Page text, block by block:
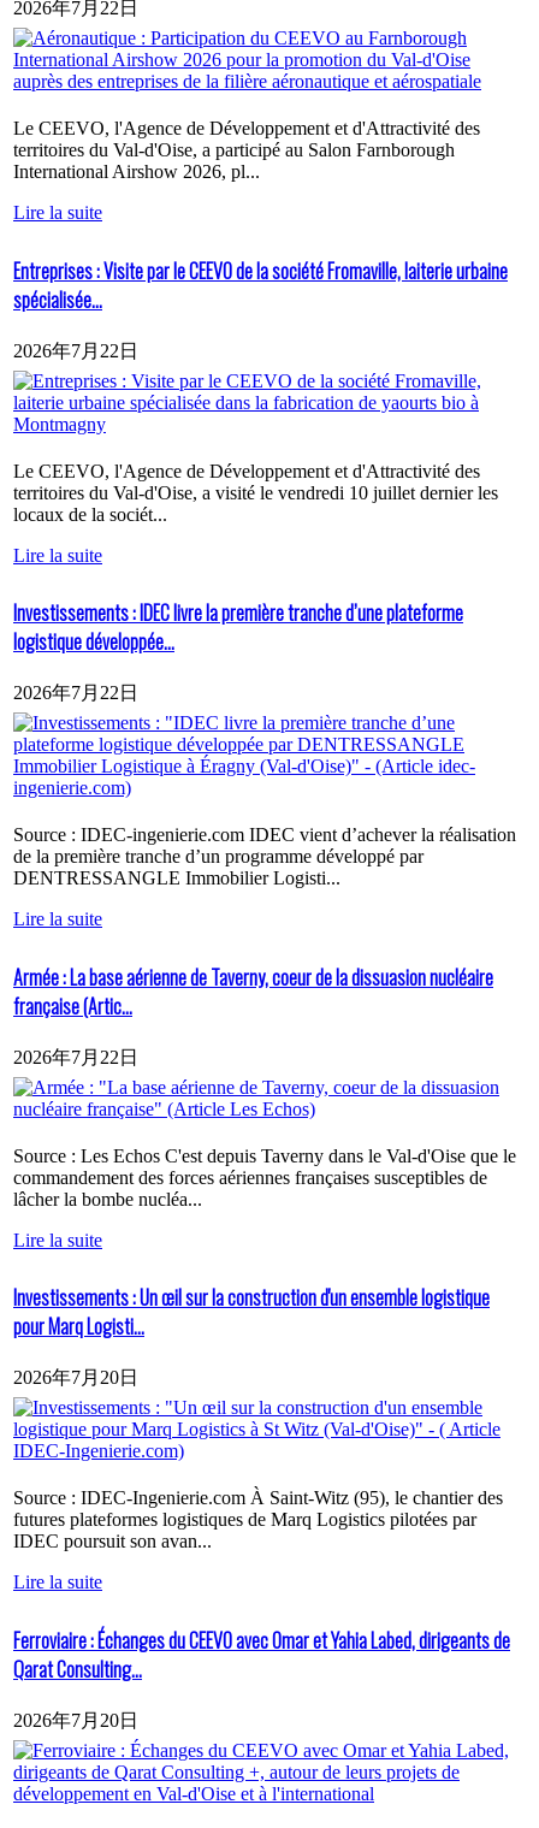
2026年7月22日
Le CEEVO, l'Agence de Développement et d'Attractivité des
territoires du Val-d'Oise, a participé au Salon Farnborough
International Airshow 2026, pl...
Lire la suite
Entreprises : Visite par le CEEVO de la société Fromaville, laiterie urbaine
spécialisée...
2026年7月22日
Le CEEVO, l'Agence de Développement et d'Attractivité des
territoires du Val-d'Oise, a visité le vendredi 10 juillet dernier les
locaux de la sociét...
Lire la suite
Investissements : IDEC livre la première tranche d’une plateforme
logistique développée...
2026年7月22日
Source : IDEC-ingenierie.com IDEC vient d’achever la réalisation
de la première tranche d’un programme développé par
DENTRESSANGLE Immobilier Logisti...
Lire la suite
Armée : La base aérienne de Taverny, coeur de la dissuasion nucléaire
française (Artic...
2026年7月22日
Source : Les Echos C'est depuis Taverny dans le Val-d'Oise que le
commandement des forces aériennes françaises susceptibles de
lâcher la bombe nucléa...
Lire la suite
Investissements : Un œil sur la construction d'un ensemble logistique
pour Marq Logisti...
2026年7月20日
Source : IDEC-Ingenierie.com À Saint-Witz (95), le chantier des
futures plateformes logistiques de Marq Logistics pilotées par
IDEC poursuit son avan...
Lire la suite
Ferroviaire : Échanges du CEEVO avec Omar et Yahia Labed, dirigeants de
Qarat Consulting...
2026年7月20日